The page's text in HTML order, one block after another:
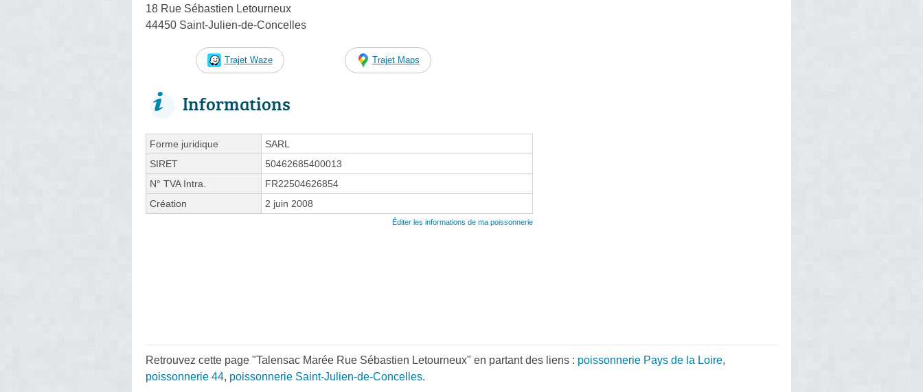
18 Rue Sébastien Letourneux
44450 Saint-Julien-de-Concelles
Trajet Waze Trajet Maps
Informations
Forme juridique
SARL
SIRET
50462685400013
N° TVA Intra.
FR22504626854
Création
2 juin 2008
Éditer les informations de ma poissonnerie
Retrouvez cette page "Talensac Marée Rue Sébastien Letourneux" en partant des liens : poissonnerie Pays de la Loire,
poissonnerie 44, poissonnerie Saint-Julien-de-Concelles.